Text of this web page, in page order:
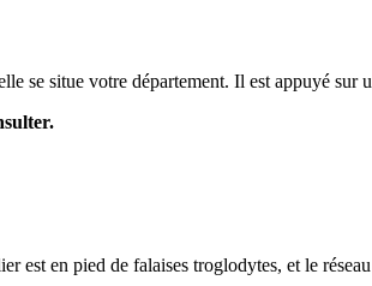
se situe votre département. Il est appuyé sur
est en pied de falaises troglodytes, et le